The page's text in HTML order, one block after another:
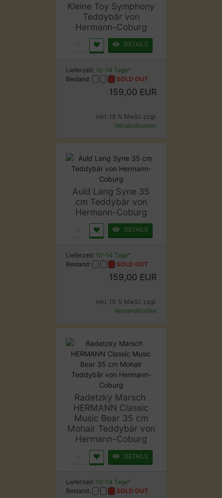
Kleine Toy Symphony
Teddybär von
Hermann-Coburg
DETAILS
Lieferzeit: 10-14 Tage*
Bestand:
SOLD OUT
159,00 EUR
inkl. 19 % MwSt. zzgl.
Versandkosten
Auld Lang Syne 35
cm Teddybär von
Hermann-Coburg
DETAILS
Lieferzeit: 10-14 Tage*
Bestand:
SOLD OUT
159,00 EUR
inkl. 19 % MwSt. zzgl.
Versandkosten
Radetzky Marsch 
HERMANN Classic
Music Bear 35 cm
Mohair Teddybär von
Hermann-Coburg
DETAILS
Lieferzeit: 10-14 Tage*
Bestand:
SOLD OUT